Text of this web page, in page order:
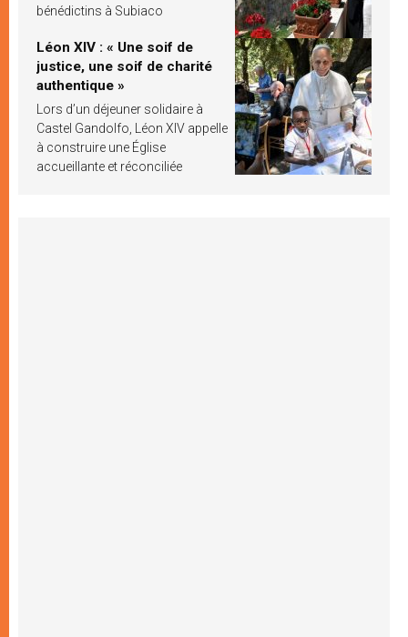
bénédictins à Subiaco
Léon XIV : « Une soif de
justice, une soif de charité
authentique »
Lors d’un déjeuner solidaire à
Castel Gandolfo, Léon XIV appelle
à construire une Église
accueillante et réconciliée